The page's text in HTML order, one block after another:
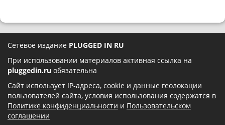
Сетевое издание PLUGGED IN RU
При использовании материалов активная ссылка на
pluggedin.ru обязательна
Сайт использует IP-адреса, cookie и данные геолокации
пользователей сайта, условия использования содержатся в
Политике конфиденциальности и Пользовательском
соглашении